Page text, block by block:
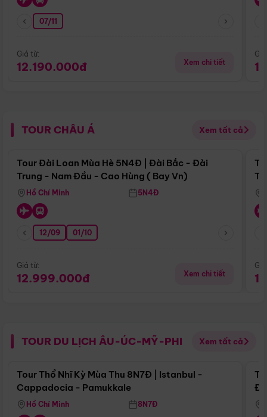
07/11
Giá từ:
12.190.000đ Xem chi tiết
TOUR CHÂU Á Xem tất cả
Điểm nổi bật
Tour Đài Loan Mùa Hè 5N4Đ | Đài Bắc - Đài
Trung - Nam Đầu - Cao Hùng ( Bay Vn)
Hồ Chí Minh 5N4Đ
12/09 01/10
Giá từ:
12.999.000đ Xem chi tiết
TOUR DU LỊCH ÂU-ÚC-MỸ-PHI Xem tất cả
Điểm nổi bật
Tour Thổ Nhĩ Kỳ Mùa Thu 8N7Đ | Istanbul -
Cappadocia - Pamukkale
Hồ Chí Minh 8N7Đ